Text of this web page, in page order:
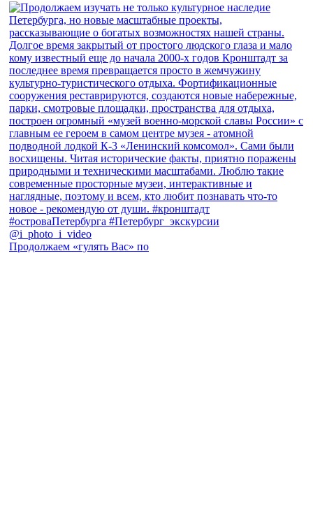
Продолжаем «гулять Вас» по